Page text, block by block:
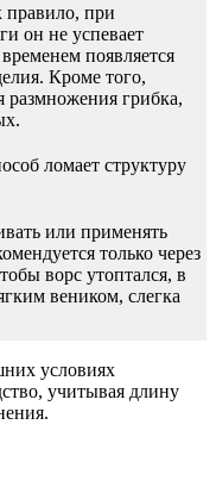
правило, при
он не успевает
появляется
Кроме того,
размножения грибка,
ломает структуру
или применять
только через
ворс утоптался, в
веником, слегка
условиях
учитывая длину